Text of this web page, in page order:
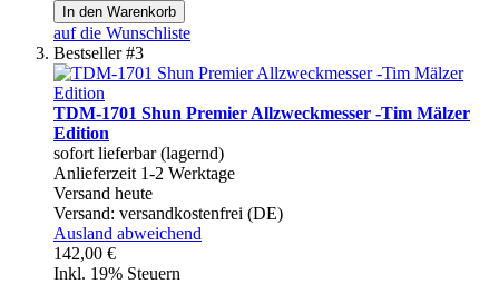
In den Warenkorb
auf die Wunschliste
Bestseller #3
TDM-1701 Shun Premier Allzweckmesser -Tim Mälzer
Edition
sofort lieferbar (lagernd)
Anlieferzeit 1-2 Werktage
Versand heute
Versand: versandkostenfrei (DE)
Ausland abweichend
142,00 €
Inkl. 19% Steuern